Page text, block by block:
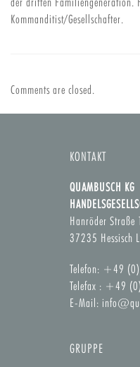
der dritten Familiengeneration.
Kommanditist/Gesellschafter.
Comments are closed.
KONTAKT
QUAMBUSCH KG
Hanröder Straße
37235 Hessisch
Telefon: +49
Telefax : +49
E-Mail:
GRUPPE